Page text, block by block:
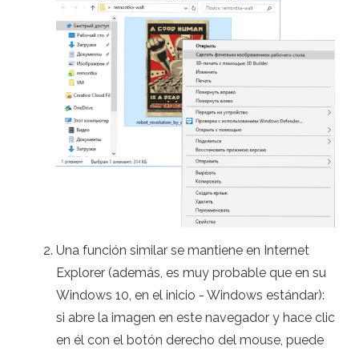
Una función similar se mantiene en Internet
Explorer (además, es muy probable que en su
Windows 10, en el inicio - Windows estándar):
si abre la imagen en este navegador y hace clic
en él con el botón derecho del mouse, puede